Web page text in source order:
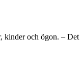
kinder och ögon. – Det